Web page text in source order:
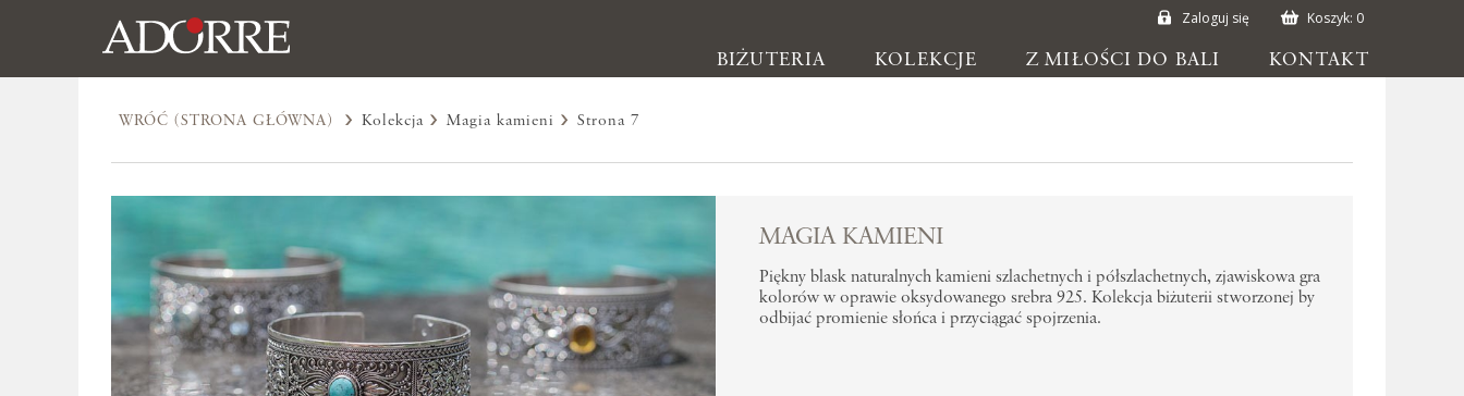
Zaloguj się Koszyk: 0
BIŻUTERIA KOLEKCJE Z MIŁOŚCI DO BALI KONTAKT
Biżuteria
Kolczyki
Bransoletki
Naszyjniki
WRÓĆ (STRONA GŁÓWNA) Kolekcja Magia kamieni Strona 7
MAGIA KAMIENI
Piękny blask naturalnych kamieni szlachetnych i półszlachetnych, zjawiskowa gra
kolorów w oprawie oksydowanego srebra 925. Kolekcja biżuterii stworzonej by
odbijać promienie słońca i przyciągać spojrzenia.